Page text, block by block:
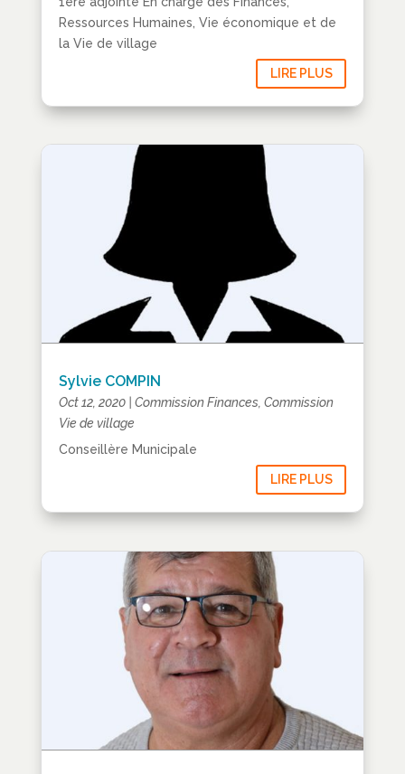
Ressources Humaines, Vie économique et de
la Vie de village
LIRE PLUS
Sylvie COMPIN
Oct 12, 2020| Commission Finances, Commission
Vie de village
Conseillère Municipale
LIRE PLUS